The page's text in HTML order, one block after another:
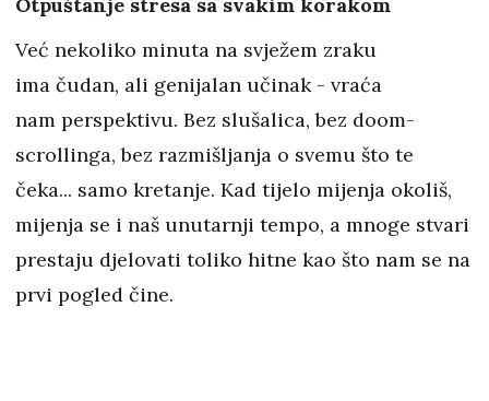
Otpuštanje stresa sa svakim korakom
Već nekoliko minuta na svježem zraku
ima čudan, ali genijalan učinak - vraća
nam perspektivu. Bez slušalica, bez doom-
scrollinga, bez razmišljanja o svemu što te
čeka... samo kretanje. Kad tijelo mijenja okoliš,
mijenja se i naš unutarnji tempo, a mnoge stvari
prestaju djelovati toliko hitne kao što nam se na
prvi pogled čine.